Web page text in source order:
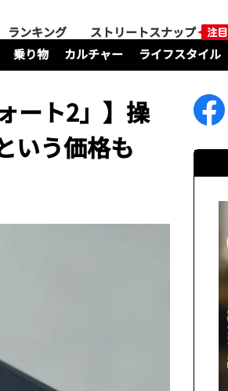
ランキング
ストリートスナップ
乗り物 カルチャー ライフスタイル
ート2」】操
いう価格も